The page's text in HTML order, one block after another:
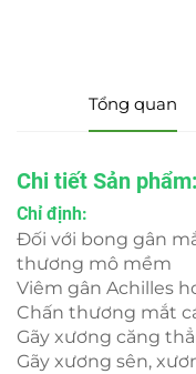
Tổng quan
Chi tiết Sản phẩm:
Chỉ định:
Đối với bong gân
thương mô mềm
Viêm gân Achilles
Chấn thương mắt
Gãy xương căng
Gãy xương sên,